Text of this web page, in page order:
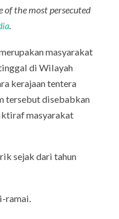
of the most persecuted
.
masyarakat
di Wilayah
kerajaan tentera
tersebut disebabkan
masyarakat
sejak dari tahun
ramai.